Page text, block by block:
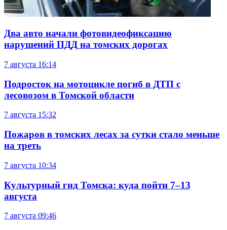
Два авто начали фотовидеофиксацию
нарушений ПДД на томских дорогах
7 августа 16:14
Подросток на мотоцикле погиб в ДТП с
лесовозом в Томской области
7 августа 15:32
Пожаров в томских лесах за сутки стало меньше
на треть
7 августа 10:34
Культурный гид Томска: куда пойти 7–13
августа
7 августа 09:46